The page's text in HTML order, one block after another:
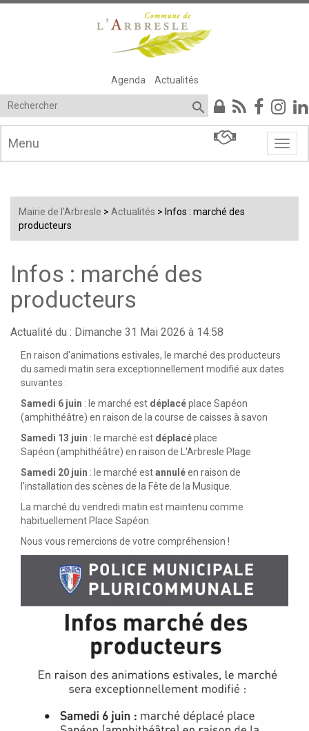
Agenda Actualités

Menu
Menu
Mairie de l'Arbresle > Actualités > Infos : marché des
producteurs
Infos : marché des
producteurs
Actualité du : Dimanche 31 Mai 2026 à 14:58
En raison d'animations estivales, le marché des producteurs
du samedi matin sera exceptionnellement modifié aux dates
suivantes :
Samedi 6 juin : le marché est déplacéplace Sapéon
(amphithéâtre) en raison de la course de caisses à savon
Samedi 13 juin : le marché est déplacéplace
Sapéon (amphithéâtre) en raison de L'Arbresle Plage
Samedi 20 juin : le marché estannuléen raison de
l'installation des scènes de la Fête de la Musique.
La marché du vendredi matin est maintenu comme
habituellement Place Sapéon.
Nous vous remercions de votre compréhension !